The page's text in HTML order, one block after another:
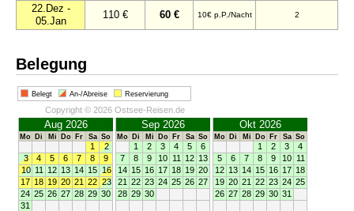
22.Dez -
05.Jan
110 € 60 € 10€ p.P./Nacht 2
Belegung
Belegt An-/Abreise Reservierung
Copyright © 2026 Ostsee-Reisen.de
Aug 2026
Mo Di Mi Do Fr Sa So
1
2
3
4 5 6 7 8
9
10 11 12 13 14 15 16
17 18 19 20 21 22 23
24 25 26 27 28 29 30
31
Sep 2026
Mo Di Mi Do Fr Sa So
1 2 3 4 5
6
7
8 9 10 11 12 13
14 15 16 17 18 19 20
21 22 23 24 25 26 27
28 29 30
Okt 2026
Mo Di Mi Do Fr Sa So
1 2 3
4
5
6 7 8 9 10 11
12 13 14 15 16 17 18
19 20 21 22 23 24 25
26 27 28 29 30 31